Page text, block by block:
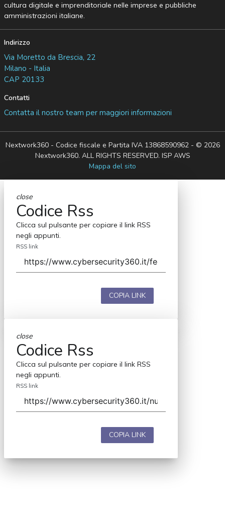
cultura digitale e imprenditoriale nelle imprese e pubbliche
amministrazioni italiane.
Indirizzo
Via Moretto da Brescia, 22
Milano - Italia
CAP 20133
Contatti
Contatta il nostro team per maggiori informazioni
Nextwork360 - Codice fiscale e Partita IVA 13868590962 - © 2026
Nextwork360. ALL RIGHTS RESERVED. ISP AWS
Mappa del sito
close
Codice Rss
Clicca sul pulsante per copiare il link RSS
negli appunti.
RSS link
COPIA LINK
close
Codice Rss
Clicca sul pulsante per copiare il link RSS
negli appunti.
RSS link
COPIA LINK